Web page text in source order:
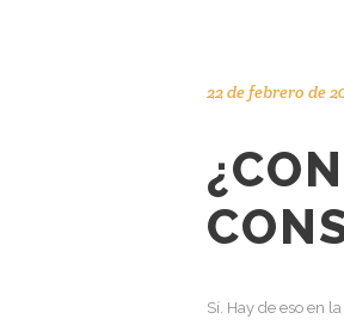
22 de febrero de
Sí. Hay de eso en